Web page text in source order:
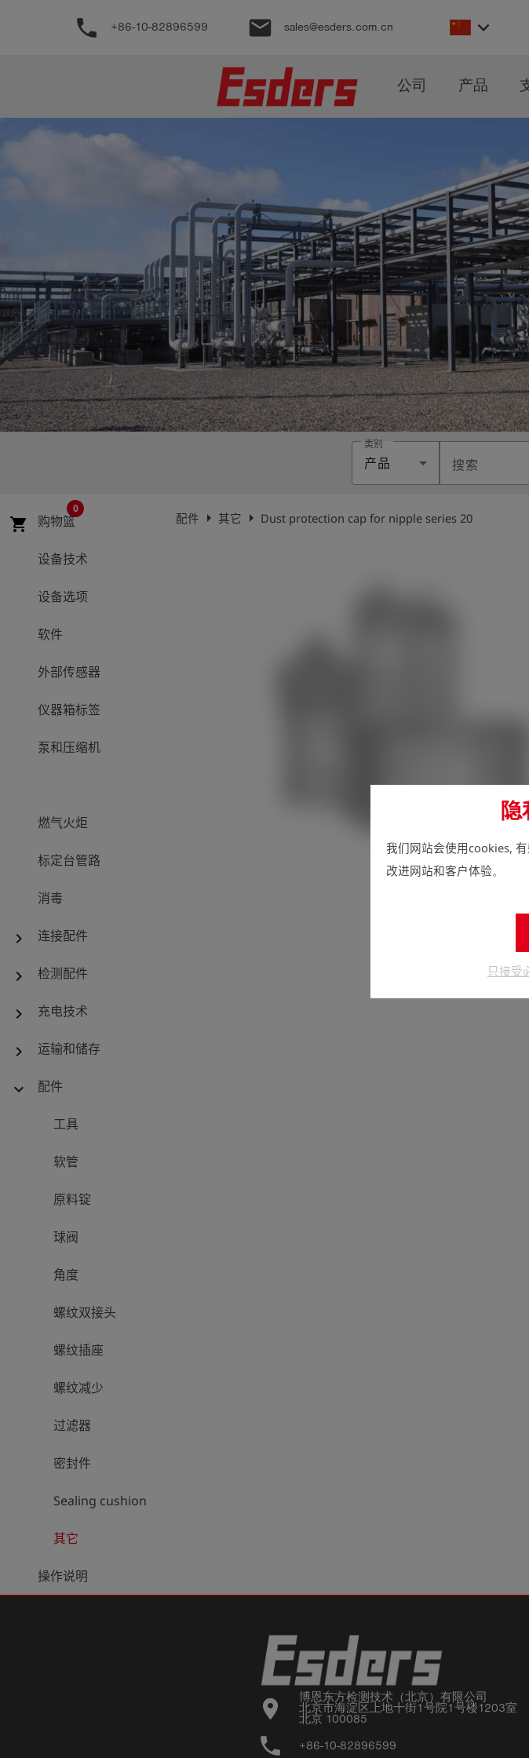
们
博
客
历
史
简
体
中
隐
我们网站会使用cookies,
改进网站和客户体验。
只接受
phone +86-10-82896599 email sales@esders.com.cn keyboard_arrow_down
公司 产品
类别
产品 搜索
shopping_cart 购物篮
0
设备技术
设备选项
软件
外部传感器
仪器箱标签
泵和压缩机
燃气火炬
标定台管路
消毒
chevron_right 连接配件
chevron_right 检测配件
chevron_right 充电技术
chevron_right 运输和储存
expand_more 配件
工具
软管
原料锭
球阀
角度
螺纹双接头
螺纹插座
螺纹减少
过滤器
密封件
Sealing cushion
其它
操作说明
配件 arrow_right 其它 arrow_right Dust protection cap for nipple series 20
location_on
博恩东方检测技术（北京）有限公司
北京市海淀区上地十街1号院1号楼1203室
北京 100085
phone +86-10-82896599